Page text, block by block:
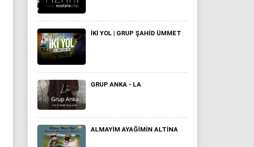
İKİ YOL | GRUP ŞAHİD ÜMMET
GRUP ANKA - LA
ALMAYIM AYAĞIMIN ALTINA